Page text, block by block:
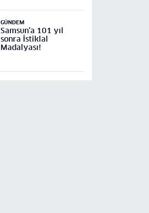
GÜNDEM
Samsun'a 101 yıl
sonra İstiklal
Madalyası!